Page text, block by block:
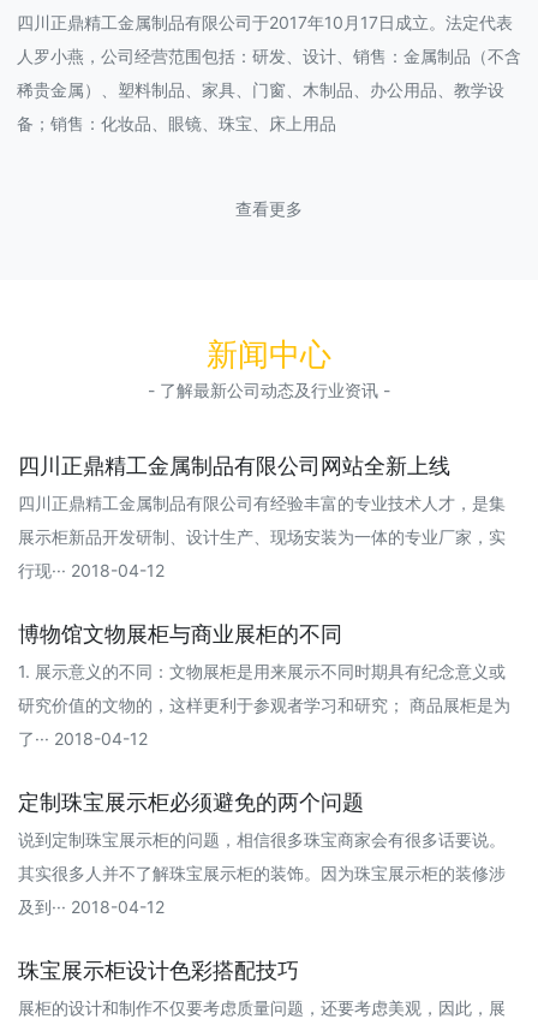
四川正鼎精工金属制品有限公司于2017年10月17日成立。法定代表
人罗小燕，公司经营范围包括：研发、设计、销售：金属制品（不含
稀贵金属）、塑料制品、家具、门窗、木制品、办公用品、教学设
备；销售：化妆品、眼镜、珠宝、床上用品
查看更多
新闻中心
- 了解最新公司动态及行业资讯 -
四川正鼎精工金属制品有限公司网站全新上线
四川正鼎精工金属制品有限公司有经验丰富的专业技术人才，是集
展示柜新品开发研制、设计生产、现场安装为一体的专业厂家，实
行现··· 2018-04-12
博物馆文物展柜与商业展柜的不同
1. 展示意义的不同：文物展柜是用来展示不同时期具有纪念意义或
研究价值的文物的，这样更利于参观者学习和研究； 商品展柜是为
了··· 2018-04-12
定制珠宝展示柜必须避免的两个问题
说到定制珠宝展示柜的问题，相信很多珠宝商家会有很多话要说。
其实很多人并不了解珠宝展示柜的装饰。因为珠宝展示柜的装修涉
及到··· 2018-04-12
珠宝展示柜设计色彩搭配技巧
展柜的设计和制作不仅要考虑质量问题，还要考虑美观，因此，展